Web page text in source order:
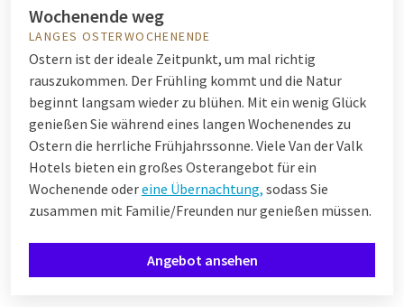
Wochenende weg
LANGES OSTERWOCHENENDE
Ostern ist der ideale Zeitpunkt, um mal richtig
rauszukommen. Der Frühling kommt und die Natur
beginnt langsam wieder zu blühen. Mit ein wenig Glück
genießen Sie während eines langen Wochenendes zu
Ostern die herrliche Frühjahrssonne. Viele Van der Valk
Hotels bieten ein großes Osterangebot für ein
Wochenende odereine Übernachtung, sodass Sie
zusammen mit Familie/Freunden nur genießen müssen.
Angebot ansehen